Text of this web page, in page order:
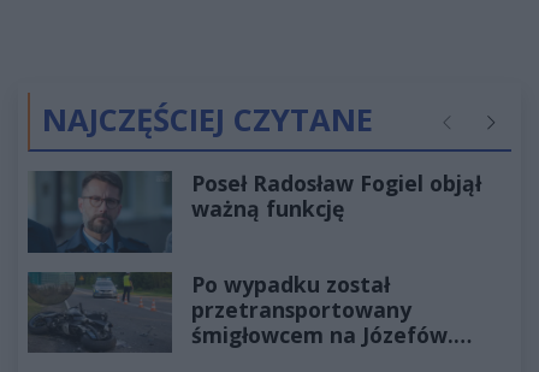
NAJCZĘŚCIEJ CZYTANE Poprzednie
Poseł Radosław Fogiel objął
ważną funkcję
Po wypadku został
przetransportowany
śmigłowcem na Józefów.